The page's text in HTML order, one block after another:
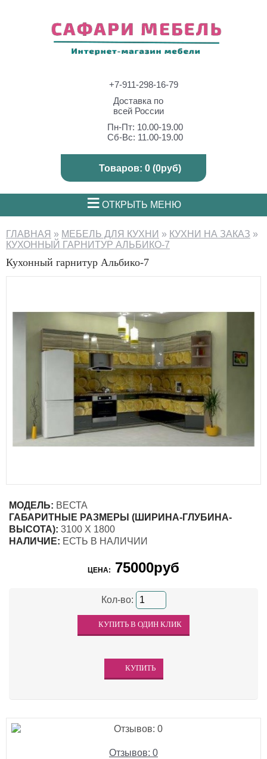
+7-911-298-16-79
Доставка по
всей России
Пн-Пт: 10.00-19.00
Сб-Вс: 11.00-19.00
Товаров: 0 (0руб)
≡ ОТКРЫТЬ МЕНЮ
ГЛАВНАЯ » МЕБЕЛЬ ДЛЯ КУХНИ » КУХНИ НА ЗАКАЗ »
КУХОННЫЙ ГАРНИТУР АЛЬБИКО-7
Кухонный гарнитур Альбико-7
МОДЕЛЬ: ВЕСТА
ГАБАРИТНЫЕ РАЗМЕРЫ (ШИРИНА-ГЛУБИНА-
ВЫСОТА): 3100 Х 1800
НАЛИЧИЕ: ЕСТЬ В НАЛИЧИИ
ЦЕНА: 75000руб
Кол-во:
Отзывов: 0